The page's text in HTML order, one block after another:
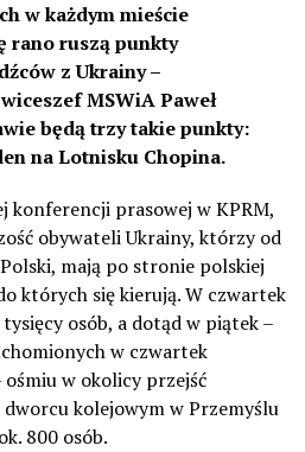
w każdym mieście
rano ruszą punkty
z Ukrainy –
MSWiA Paweł
będą trzy takie punkty:
na Lotnisku Chopina.
konferencji prasowej w KPRM,
obywateli Ukrainy, którzy od
mają po stronie polskiej
których się kierują. W czwartek
osób, a dotąd w piątek –
w czwartek
w okolicy przejść
kolejowym w Przemyślu
800 osób.